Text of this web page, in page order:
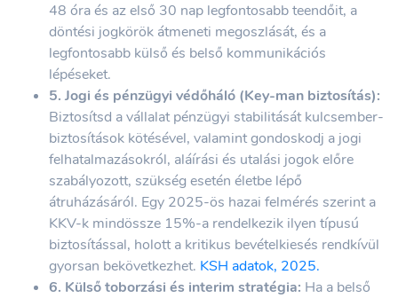
48 óra és az első 30 nap legfontosabb teendőit, a
döntési jogkörök átmeneti megoszlását, és a
legfontosabb külső és belső kommunikációs
lépéseket.
5. Jogi és pénzügyi védőháló (Key-man biztosítás):
Biztosítsd a vállalat pénzügyi stabilitását kulcsember-
biztosítások kötésével, valamint gondoskodj a jogi
felhatalmazásokról, aláírási és utalási jogok előre
szabályozott, szükség esetén életbe lépő
átruházásáról. Egy 2025-ös hazai felmérés szerint a
KKV-k mindössze 15%-a rendelkezik ilyen típusú
biztosítással, holott a kritikus bevételkiesés rendkívül
gyorsan bekövetkezhet. KSH adatok, 2025.
6. Külső toborzási és interim stratégia: Ha a belső